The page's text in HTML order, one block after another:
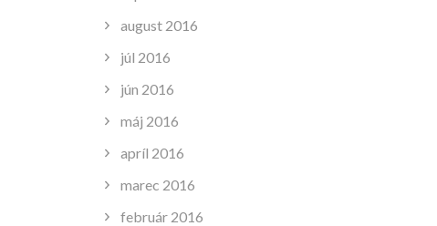
august 2016
júl 2016
jún 2016
máj 2016
apríl 2016
marec 2016
február 2016